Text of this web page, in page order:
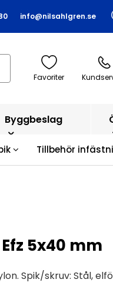
info@nilsahlgren.se
Favoriter
Tillbehör
Byggbeslag
5x40 mm
Spik/skruv: Stål,